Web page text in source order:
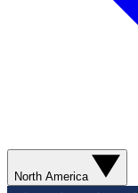
North America